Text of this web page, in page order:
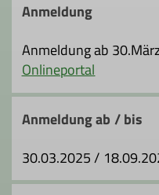
Ämter
Anmeldung
Anmeldung ab
Onlineportal
Anmeldung ab / bis
30.03.2025 /